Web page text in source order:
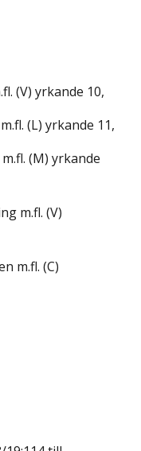
(V) yrkande 10,
(L) yrkande 11,
(M) yrkande
m.fl. (V)
m.fl. (C)